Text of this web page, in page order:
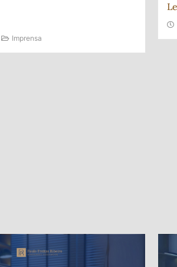
Imprensa